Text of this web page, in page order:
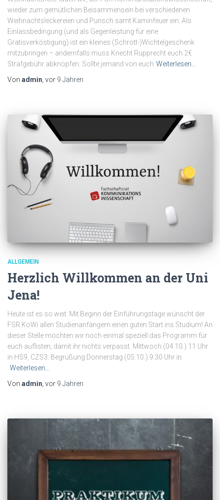
wieder zum gemütlichen Beisammensein bei verschiedenen
Weihnachtsleckereien und Punsch samt Kaminfeuer ein. Als
Einlassbedingung (und als Gegenleistung für eine
Gratisverköstigung) ist ein kleines (Schrott-)Wichtelgeschenk
mitzubringen – andernfalls muss Knecht Rupprecht euch 2€
Strafgebühr abknöpfen. Sollte jemand von euch Weiterlesen…
Von admin , vor 9 Jahren
ALLGEMEIN
Herzlich Willkommen an der Uni
Jena!
Heute ist es so weit: Mit Beginn der Einführungstage wünscht der
FSR KoWi allen Studienanfängern einen guten Start ins Studium! An
dieser Stelle möchten wir noch einmal speziell das Programm für
euch auflisten, damit ihr nichts verpasst. Mittwoch (04.10.) 11 Uhr
in HS9, CZS3: Begrüßung Donnerstag (05.10.) 9:30 Uhr in
Weiterlesen…
Von admin, vor 9 Jahren